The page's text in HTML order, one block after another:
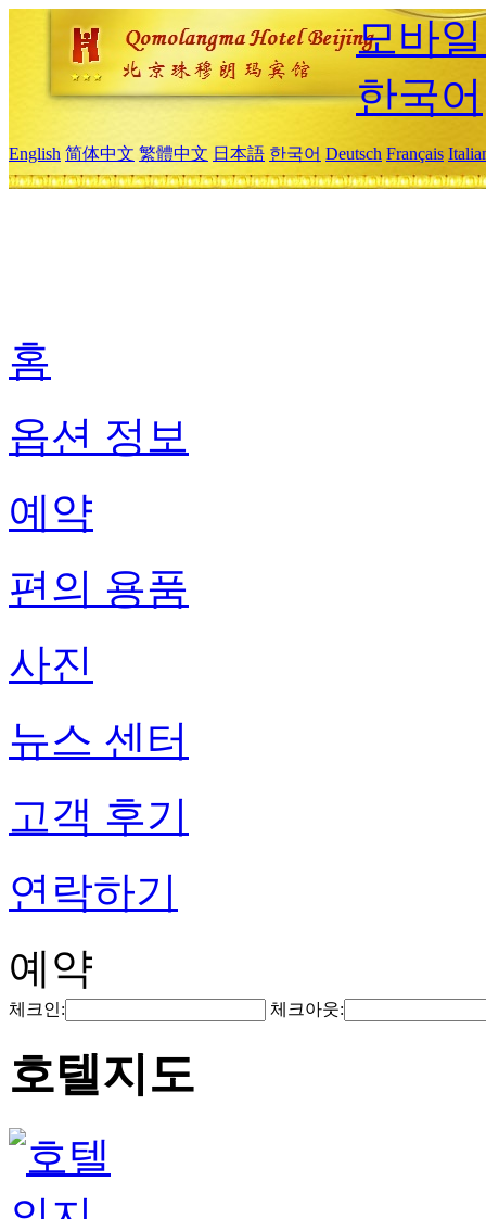
모바
한국어
English 简体中文 繁體中文 日本語 한국어 Deutsch Français
홈
옵션 정보
예약
편의 용품
사진
뉴스 센터
고객 후기
연락하기
예약
체크인: 체크아웃:
호텔지도